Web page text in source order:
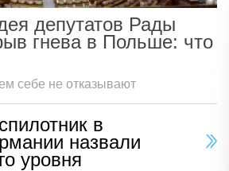
депутатов Рады
гнева в Польше: что
себе не отказывают
в
назвали
уровня